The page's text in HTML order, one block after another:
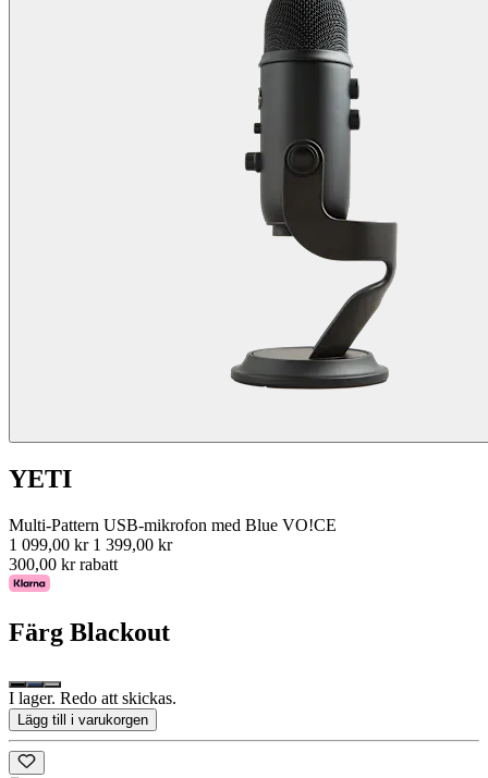
YETI
Multi-Pattern USB-mikrofon med Blue VO!CE
1 099,00 kr 1 399,00 kr
300,00 kr rabatt
Färg Blackout
I lager. Redo att skickas.
Lägg till i varukorgen